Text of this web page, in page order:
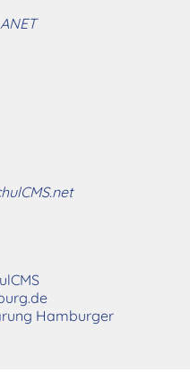
Hamburger